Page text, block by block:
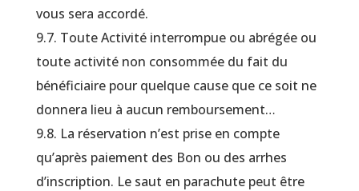
vous sera accordé.
9.7. Toute Activité interrompue ou abrégée ou
toute activité non consommée du fait du
bénéficiaire pour quelque cause que ce soit ne
donnera lieu à aucun remboursement…
9.8. La réservation n’est prise en compte
qu’après paiement des Bon ou des arrhes
d’inscription. Le saut en parachute peut être